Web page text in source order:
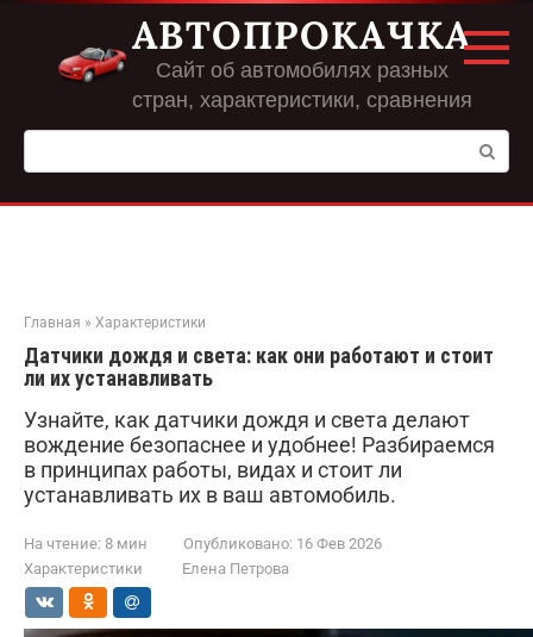
Перейти
контенту
АВТОПРОКАЧКА
Сайт об автомобилях разных
стран, характеристики, сравнения
Поиск:
Главная » Характеристики
Датчики дождя и света: как они работают и стоит
ли их устанавливать
Узнайте, как датчики дождя и света делают
вождение безопаснее и удобнее! Разбираемся
в принципах работы, видах и стоит ли
устанавливать их в ваш автомобиль.
На чтение: 8 мин Опубликовано: 16 Фев 2026
Характеристики
Елена Петрова